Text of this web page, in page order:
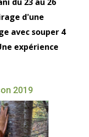
d'une
avec souper 4
expérience
2019